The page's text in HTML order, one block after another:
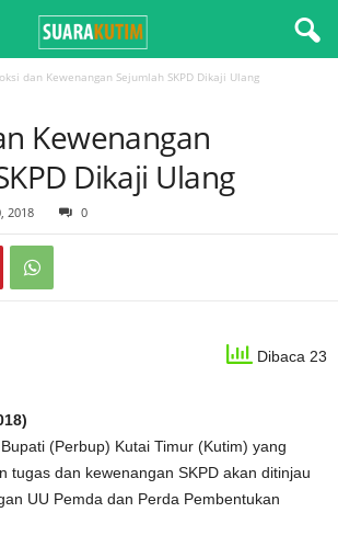
dan Kewenangan Sejumlah SKPD Dikaji Ulang
Kewenangan
Dikaji Ulang
2018 0
Dibaca 23
(Perbup) Kutai Timur (Kutim) yang
tugas dan kewenangan SKPD akan ditinjau
UU Pemda dan Perda Pembentukan